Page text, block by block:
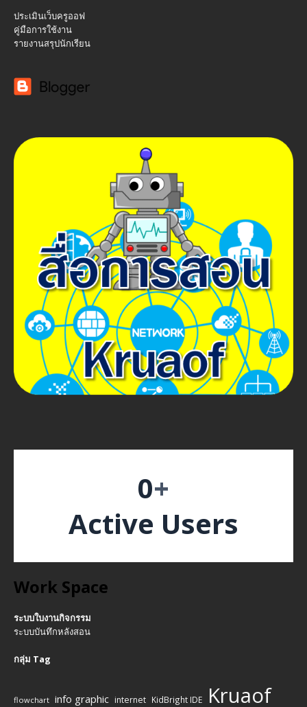
ประเมินเว็บครูออฟ
คู่มือการใช้งาน
รายงานสรุปนักเรียน
0+
Active Users
Work Space
ระบบใบงานกิจกรรม
ระบบบันทึกหลังสอน
กลุ่ม Tag
flowchart info graphic internet KidBright IDE Kruaof